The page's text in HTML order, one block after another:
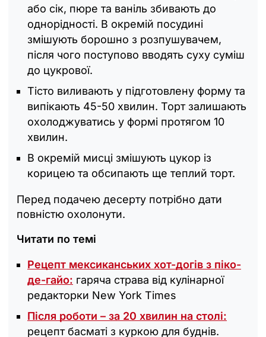
або сік, пюре та ваніль збивають до
однорідності. В окремій посудині
змішують борошно з розпушувачем,
після чого поступово вводять суху суміш
до цукрової.
Тісто виливають у підготовлену форму та
випікають 45-50 хвилин. Торт залишають
охолоджуватись у формі протягом 10
хвилин.
В окремій мисці змішують цукор із
корицею та обсипають ще теплий торт.
Перед подачею десерту потрібно дати
повністю охолонути.
Читати по темі
Рецепт мексиканських хот-догів з піко-
де-гайо: гаряча страва від кулінарної
редакторки New York Times
Після роботи – за 20 хвилин на столі:
рецепт басматі з куркою для буднів.